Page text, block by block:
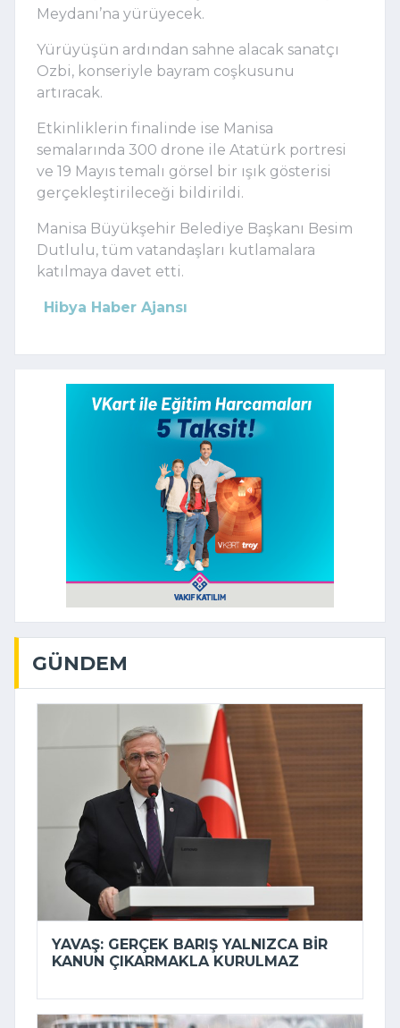
Meydanı’na yürüyecek.
Yürüyüşün ardından sahne alacak sanatçı
Ozbi, konseriyle bayram coşkusunu
artıracak.
Etkinliklerin finalinde ise Manisa
semalarında 300 drone ile Atatürk portresi
ve 19 Mayıs temalı görsel bir ışık gösterisi
gerçekleştirileceği bildirildi.
Manisa Büyükşehir Belediye Başkanı Besim
Dutlulu, tüm vatandaşları kutlamalara
katılmaya davet etti.
Hibya Haber Ajansı
GÜNDEM
YAVAŞ: GERÇEK BARIŞ YALNIZCA BIR
KANUN ÇIKARMAKLA KURULMAZ